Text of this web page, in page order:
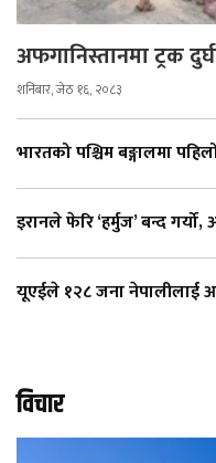
अफगानिस्तानमा ट्रक
शनिबार, जेठ १६, २०८३
भारतको पश्चिम बङ्गालमा
इरानले फेरि ‘हर्मुज’ बन्द
यूएईले १२८ जना नेपालीलाई
विचार